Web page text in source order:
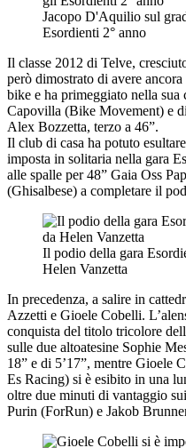
Jacopo D'Aquilio sul
Esordienti 2° anno
Il classe 2012 di Telve,
però dimostrato di avere
bike e ha primeggiato nella sua
Capovilla (Bike Movement) e
Alex Bozzetta, terzo a 46”.
Il club di casa ha potuto
imposta in solitaria nella gara
alle spalle per 48” Gaia Oss
(Ghisalbese) a completare il
Il podio della gara
Helen Vanzetta
In precedenza, a salire in
Azzetti e Gioele Cobelli.
conquista del titolo tricolore
sulle due altoatesine Sophie
18” e di 5’17”, mentre Gioele
Es Racing) si è esibito in una
oltre due minuti di vantaggio
Purin (ForRun) e Jakob